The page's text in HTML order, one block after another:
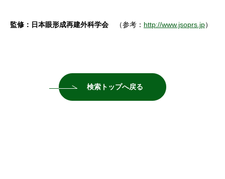
監修：日本眼形成再建外科学会 （参考： http://www.jsoprs.jp）
検索トップへ戻る